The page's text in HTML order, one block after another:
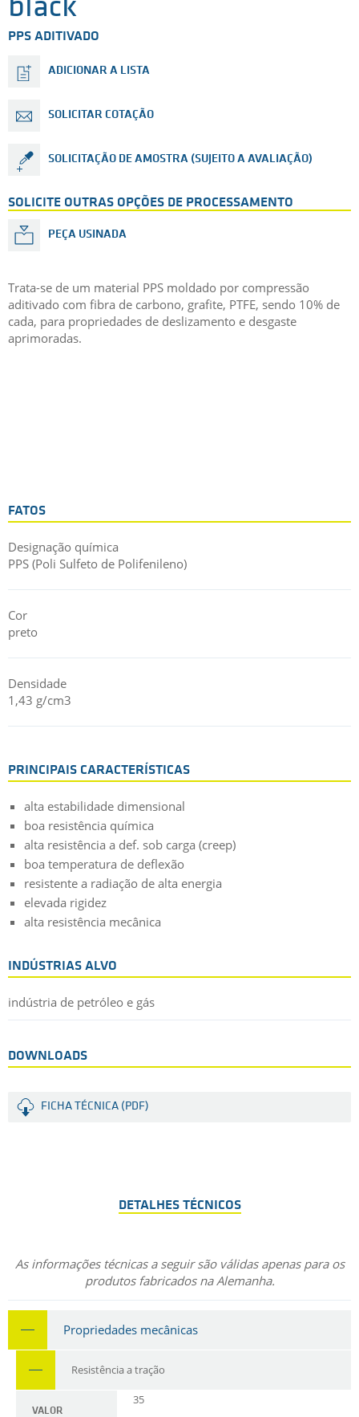
black
PPS ADITIVADO
ADICIONAR A LISTA
SOLICITAR COTAÇÃO
SOLICITAÇÃO DE AMOSTRA (SUJEITO A AVALIAÇÃO)
SOLICITE OUTRAS OPÇÕES DE PROCESSAMENTO
PEÇA USINADA
Trata-se de um material PPS moldado por compressão
aditivado com fibra de carbono, grafite, PTFE, sendo 10% de
cada, para propriedades de deslizamento e desgaste
aprimoradas.
FATOS
Designação química
PPS (Poli Sulfeto de Polifenileno)
Cor
preto
Densidade
1,43 g/cm3
PRINCIPAIS CARACTERÍSTICAS
alta estabilidade dimensional
boa resistência química
alta resistência a def. sob carga (creep)
boa temperatura de deflexão
resistente a radiação de alta energia
elevada rigidez
alta resistência mecânica
INDÚSTRIAS ALVO
indústria de petróleo e gás
DOWNLOADS
FICHA TÉCNICA (PDF)
DETALHES TÉCNICOS
As informações técnicas a seguir são válidas apenas para os
produtos fabricados na Alemanha.
Propriedades mecânicas
Resistência a tração
VALOR
35